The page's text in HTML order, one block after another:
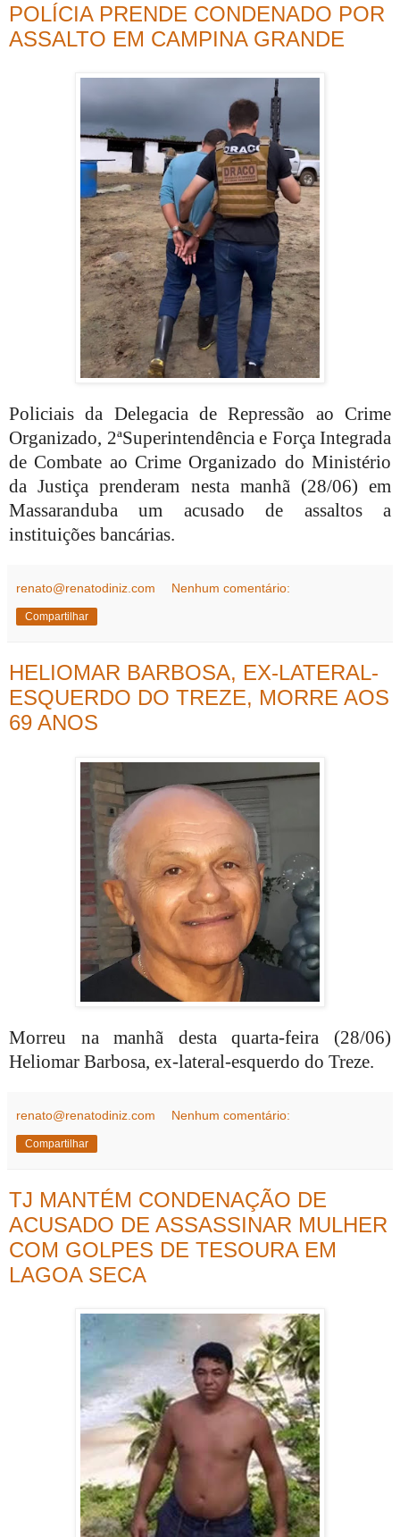
POLÍCIA PRENDE CONDENADO POR
ASSALTO EM CAMPINA GRANDE
Policiais da Delegacia de Repressão ao Crime
Organizado, 2ªSuperintendência e Força Integrada
de Combate ao Crime Organizado do Ministério
da Justiça prenderam nesta manhã (28/06) em
Massaranduba um acusado de assaltos a
instituições bancárias.
renato@renatodiniz.com Nenhum comentário:
Compartilhar
HELIOMAR BARBOSA, EX-LATERAL-
ESQUERDO DO TREZE, MORRE AOS
69 ANOS
Morreu na manhã desta quarta-feira (28/06)
Heliomar Barbosa, ex-lateral-esquerdo do Treze.
renato@renatodiniz.com Nenhum comentário:
Compartilhar
TJ MANTÉM CONDENAÇÃO DE
ACUSADO DE ASSASSINAR MULHER
COM GOLPES DE TESOURA EM
LAGOA SECA